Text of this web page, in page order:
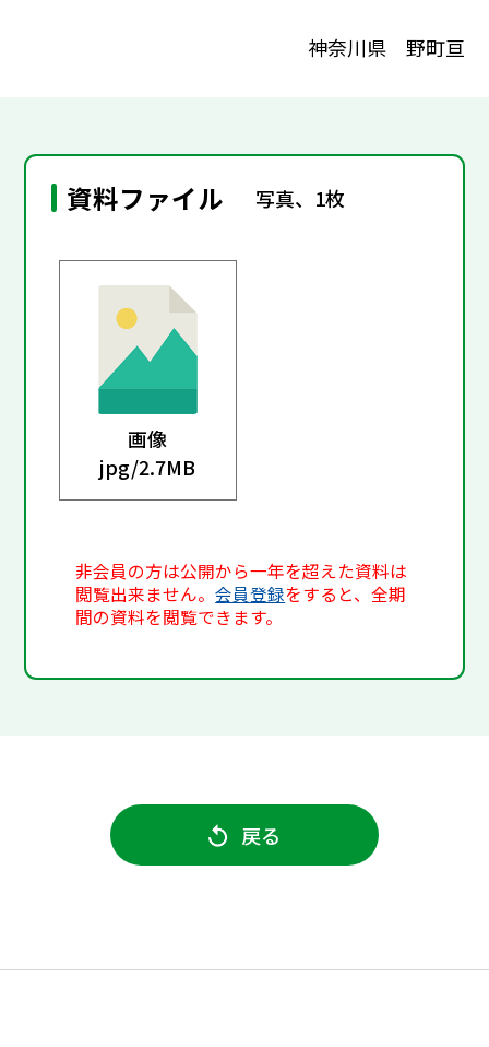
神奈川県 野町亘
資料ファイル 写真、1枚
画像
jpg/2.7MB
非会員の方は公開から一年を超えた資料は
閲覧出来ません。会員登録をすると、全期
間の資料を閲覧できます。
戻る